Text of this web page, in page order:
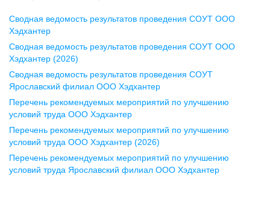
Воронеж
ул. Комиссаржевской, д. 10,
офис 1212
+7 473 280-05-05
pr@vrn.hh.ru
ул. Спартаковская, д. 2А, этаж 3,
помещение 15
+7 843 212-12-50
Сводная ведомость результатов проведения СОУТ ООО
Хэдхантер
Сводная ведомость результатов проведения СОУТ ООО
Хэдхантер (2026)
Сводная ведомость результатов проведения СОУТ
Ярославский филиал ООО Хэдхантер
Перечень рекомендуемых мероприятий по улучшению
условий труда ООО Хэдхантер
Перечень рекомендуемых мероприятий по улучшению
условий труда ООО Хэдхантер (2026)
Перечень рекомендуемых мероприятий по улучшению
условий труда Ярославский филиал ООО Хэдхантер